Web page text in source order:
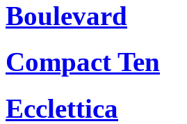
Boulevard
Compact Ten
Ecclettica